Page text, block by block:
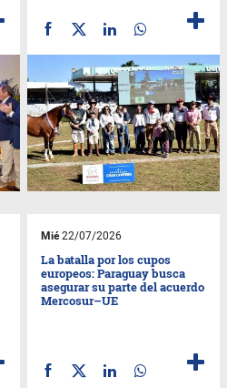
Mié22/07/2026
La batalla por los cupos
europeos: Paraguay busca
asegurar su parte del acuerdo
Mercosur–UE